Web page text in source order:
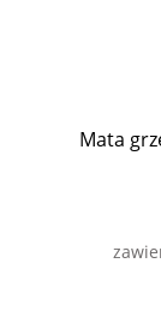
Mata